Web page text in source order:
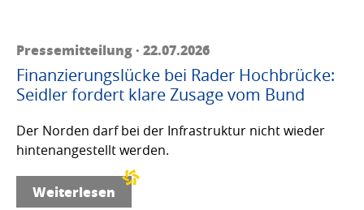
Pressemitteilung · 22.07.2026
Finanzierungslücke bei Rader Hochbrücke:
Seidler fordert klare Zusage vom Bund
Der Norden darf bei der Infrastruktur nicht wieder
hintenangestellt werden.
Weiterlesen